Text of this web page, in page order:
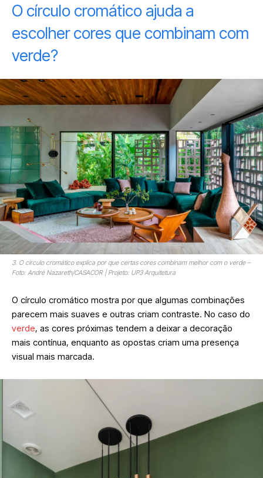
O círculo cromático ajuda a
escolher cores que combinam com
verde?
3. O círculo cromático explica por que certas cores combinam melhor com o verde –
Foto: André Nazareth/CASACOR | Projeto: UP3 Arquitetura
O círculo cromático mostra por que algumas combinações
parecem mais suaves e outras criam contraste. No caso do
verde, as cores próximas tendem a deixar a decoração
mais contínua, enquanto as opostas criam uma presença
visual mais marcada.